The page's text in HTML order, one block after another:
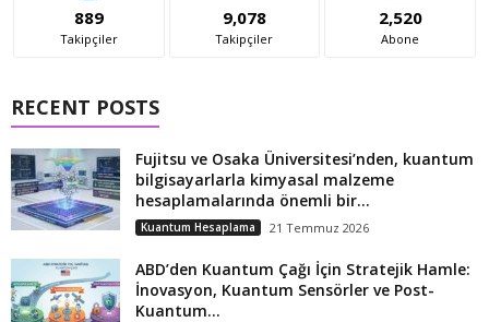
889
Takipçiler
9,078
Takipçiler
2,520
Abone
RECENT POSTS
Fujitsu ve Osaka Üniversitesi’nden, kuantum
bilgisayarlarla kimyasal malzeme
hesaplamalarında önemli bir...
Kuantum Hesaplama 21 Temmuz 2026
ABD’den Kuantum Çağı İçin Stratejik Hamle:
İnovasyon, Kuantum Sensörler ve Post-
Kuantum...